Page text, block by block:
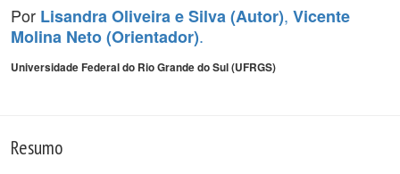
Por Lisandra Oliveira e Silva (Autor), Vicente
Molina Neto (Orientador).
Universidade Federal do Rio Grande do Sul (UFRGS)
Resumo